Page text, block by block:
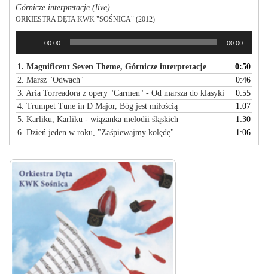
Górnicze interpretacje (live)
ORKIESTRA DĘTA KWK "SOŚNICA" (2012)
00:00 00:00
1. Magnificent Seven Theme, Górnicze interpretacje
0:50
2. Marsz "Odwach"
0:46
3. Aria Torreadora z opery "Carmen" - Od marsza do klasyki
0:55
4. Trumpet Tune in D Major, Bóg jest miłością
1:07
5. Karliku, Karliku - wiązanka melodii śląskich
1:30
6. Dzień jeden w roku, "Zaśpiewajmy kolędę"
1:06